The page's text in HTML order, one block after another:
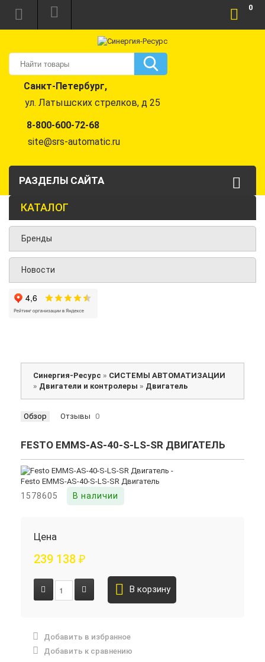
Санкт-Петербург,
ул. Латышских стрелков, д 25
8-800-600-72-68
site@srs-automatic.ru
0
РАЗДЕЛЫ САЙТА
КАТАЛОГ
Бренды
Новости
Синергия-Ресурс » СИСТЕМЫ АВТОМАТИЗАЦИИ
» Двигатели и контролеры » Двигатель
Обзор Отзывы 0
FESTO EMMS-AS-40-S-LS-SR ДВИГАТЕЛЬ
1578605 В наличии
Цена
239 138 ₽
В корзину
Добавить в избранное
Добавить к сравнению